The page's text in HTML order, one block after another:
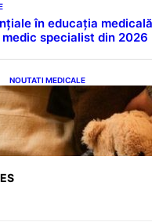
în educația
specialist din 2026
NOUTATI MEDICALE
Somnul Sănătos: Câte
în Funcție de Vârstă și
Sănătății